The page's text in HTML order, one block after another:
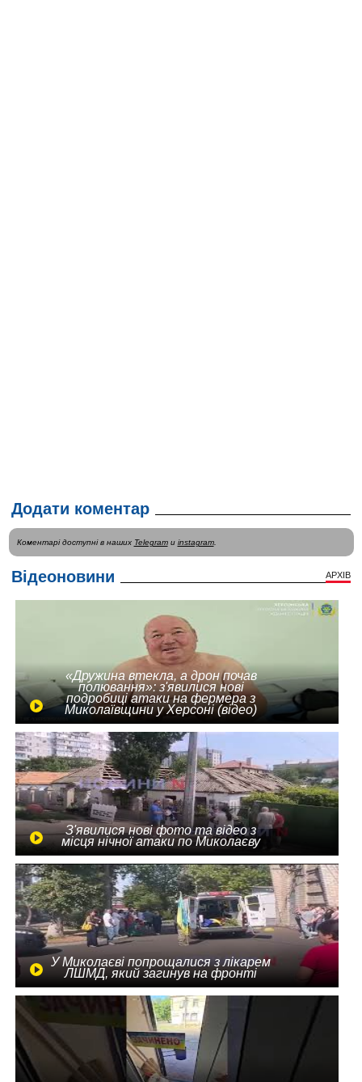
Додати коментар
Коментарі доступні в наших Telegramи instagram.
Відеоновини АРХІВ
«Дружина втекла, а дрон почав
полювання»: з'явилися нові
подробиці атаки на фермера з
Миколаївщини у Херсоні (відео)
З'явилися нові фото та відео з
місця нічної атаки по Миколаєву
У Миколаєві попрощалися з лікарем
ЛШМД, який загинув на фронті